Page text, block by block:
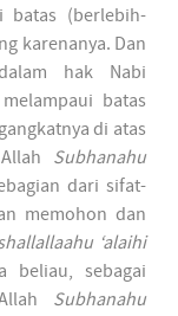
batas (berlebih-
karenanya. Dan
hak Nabi
batas
di atas
Subhanahu
dari sifat-
memohon dan
‘alaihi
beliau, sebagai
Subhanahu